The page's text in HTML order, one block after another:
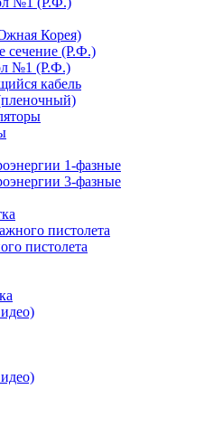
Корея)
сечение (Р.Ф.)
№1 (Р.Ф.)
кабель
1-фазные
3-фазные
пистолета
пистолета